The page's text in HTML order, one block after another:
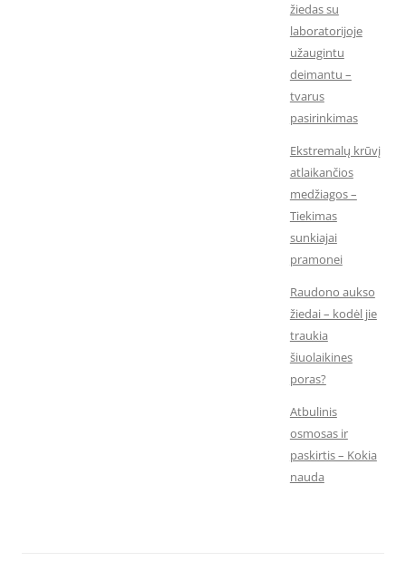
žiedas su
laboratorijoje
užaugintu
deimantu –
tvarus
pasirinkimas
Ekstremalų krūvį
atlaikančios
medžiagos –
Tiekimas
sunkiajai
pramonei
Raudono aukso
žiedai – kodėl jie
traukia
šiuolaikines
poras?
Atbulinis
osmosas ir
paskirtis – Kokia
nauda